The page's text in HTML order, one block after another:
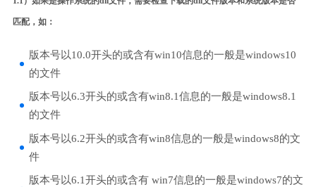
匹配，如：
版本号以10.0开头的或含有win10信息的一般是windows10
的文件
版本号以6.3开头的或含有win8.1信息的一般是windows8.1
的文件
版本号以6.2开头的或含有win8信息的一般是windows8的文
件
版本号以6.1开头的或含有 win7信息的一般是windows7的文